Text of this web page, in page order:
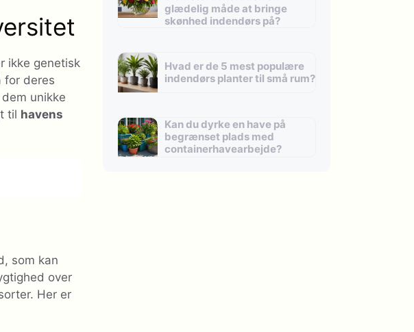
ikke genetisk
for deres
unikke
til havens
som kan
over
Her er
glædelig måde at bringe
skønhed indendørs på?
Hvad er de 5 mest populære
indendørs planter til små rum?
Kan du dyrke en have på
begrænset plads med
containerhavearbejde?